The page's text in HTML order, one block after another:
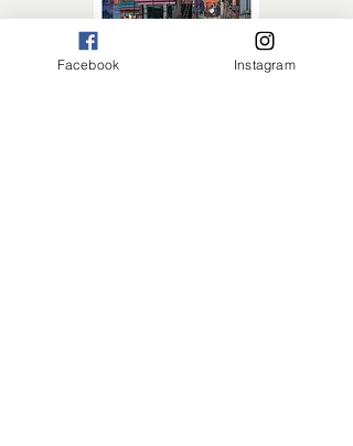
Facebook Instagram